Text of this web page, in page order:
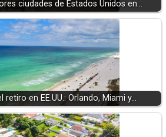
ciudades de Estados Unidos en…
retiro en EE.UU.: Orlando, Miami y…